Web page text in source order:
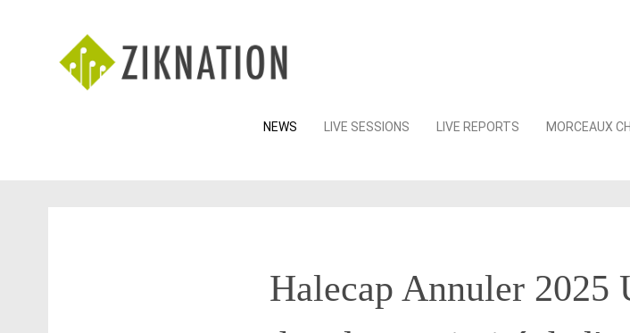
Skip
NEWS LIVE SESSIONS LIVE REPORTS MORCEAUX
Halecap Annuler 2025